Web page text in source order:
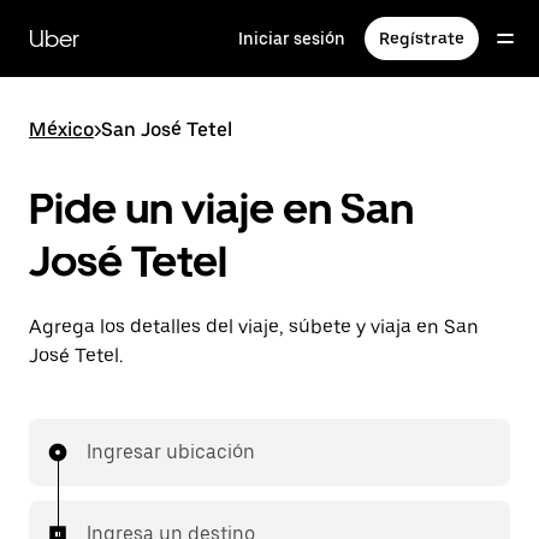
contenido
principal
Uber Iniciar sesión Regístrate
México>San José Tetel
Pide un viaje en San
José Tetel
Agrega los detalles del viaje, súbete y viaja en San
José Tetel.
Ingresar ubicación
Ingresa un destino